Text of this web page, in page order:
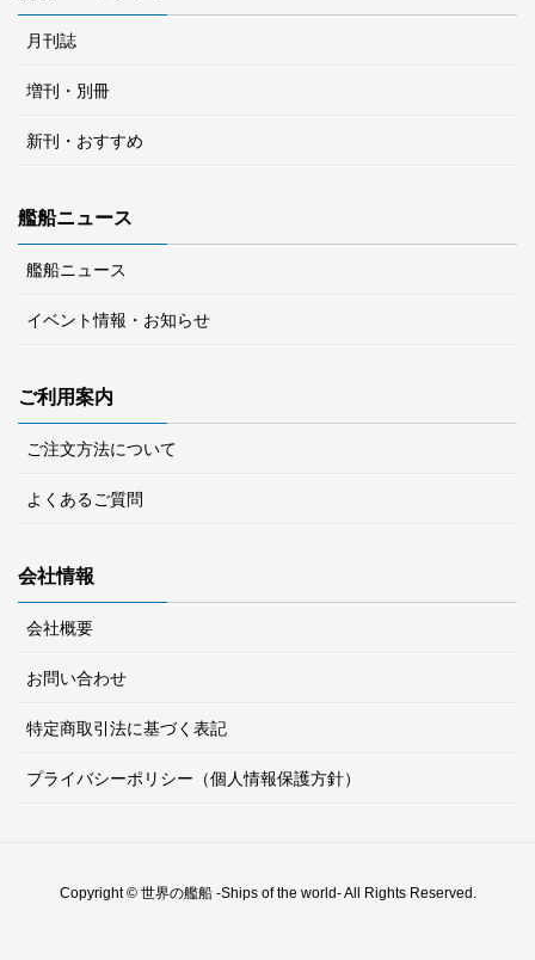
月刊誌
増刊・別冊
新刊・おすすめ
艦船ニュース
艦船ニュース
イベント情報・お知らせ
ご利用案内
ご注文方法について
よくあるご質問
会社情報
会社概要
お問い合わせ
特定商取引法に基づく表記
プライバシーポリシー（個人情報保護方針）
Copyright © 世界の艦船 -Ships of the world- All Rights Reserved.